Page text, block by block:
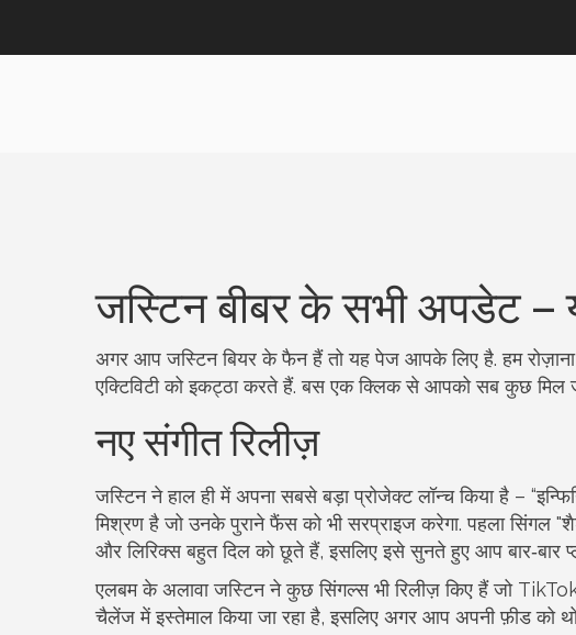
जस्टिन बीबर के सभी अपडेट –
अगर आप जस्टिन बियर के फैन हैं तो यह पेज आपके लिए है. हम रोज़ाना
एक्टिविटी को इकट्ठा करते हैं. बस एक क्लिक से आपको सब कुछ मिल
नए संगीत रिलीज़
जस्टिन ने हाल ही में अपना सबसे बड़ा प्रोजेक्ट लॉन्च किया है –
मिश्रण है जो उनके पुराने फैंस को भी सरप्राइज करेगा. पहला सिंगल
और लिरिक्स बहुत दिल को छूते हैं, इसलिए इसे सुनते हुए आप बार‑बार
एलबम के अलावा जस्टिन ने कुछ सिंगल्स भी रिलीज़ किए हैं जो
चैलेंज में इस्तेमाल किया जा रहा है, इसलिए अगर आप अपनी फ़ीड को